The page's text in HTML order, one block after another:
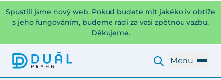
Spustili jsme nový web. Pokud budete mít jakékoliv obtíže
s jeho fungováním, budeme rádi za vaši zpětnou vazbu.
Děkujeme.
Menu